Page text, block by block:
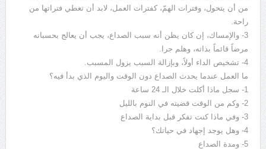
من أن يتحول، وفترات الهمّ، كفترات العمل، لابد أن تعطي فتراتها من
راحة.
3- والإمساك، إن كان يظن أنه سبب الصداع، يجب أن يعالج بحسبانه
مرضاً قائماً بذاته، وهلم جرا.
4- تشخيص الداء أولاً، وبإزالة السبب يزول المسبب.
ما العمل عندما يحدث الصداع دون الوقت واليوم الذي بدأ فيه؟
1- سجل ماذا أكلت خلال الـ 24 ساعة
2- وكم من الوقت قضيته في النوم بالليل
3- وفي ماذا كنت تفكر قبل بداية الصداع
4- وهل يوجد إجهاد في حياتك؟
5- ومدة الصداع